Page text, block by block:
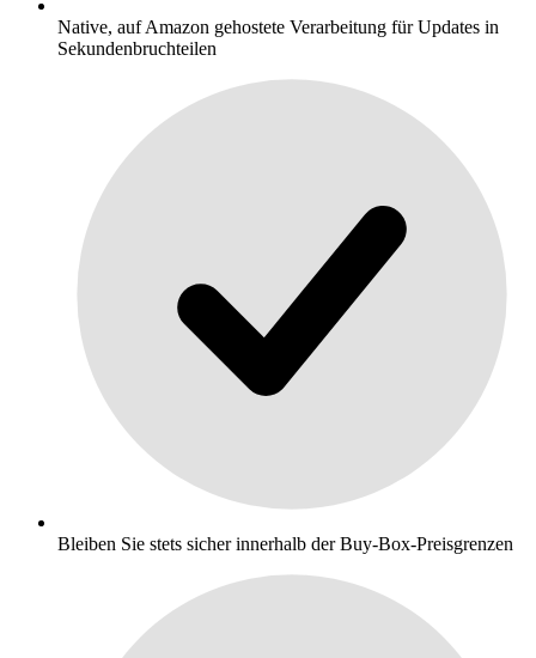
Native, auf Amazon gehostete Verarbeitung für Updates in
Sekundenbruchteilen
Bleiben Sie stets sicher innerhalb der Buy-Box-Preisgrenzen